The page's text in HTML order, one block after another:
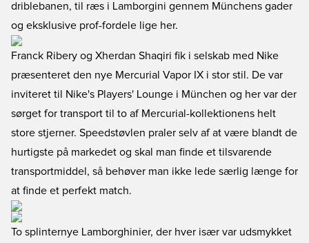
driblebanen, til ræs i Lamborgini gennem Münchens gader
og eksklusive prof-fordele lige her.
Franck Ribery og Xherdan Shaqiri fik i selskab med Nike
præsenteret den nye Mercurial Vapor IX i stor stil. De var
inviteret til Nike's Players' Lounge i München og her var der
sørget for transport til to af Mercurial-kollektionens helt
store stjerner. Speedstøvlen praler selv af at være blandt de
hurtigste på markedet og skal man finde et tilsvarende
transportmiddel, så behøver man ikke lede særlig længe for
at finde et perfekt match.
To splinternye Lamborghinier, der hver især var udsmykket